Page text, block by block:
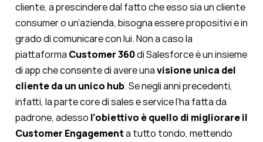
cliente, a prescindere dal fatto che esso sia un cliente
consumer o un’azienda, bisogna essere propositivi e in
grado di comunicare con lui. Non a caso la
piattaforma Customer 360di Salesforce è un insieme
di app che consente di avere unavisione unica del
cliente da un unico hub. Se negli anni precedenti,
infatti, la parte core di sales e service l’ha fatta da
padrone, adesso l’obiettivo è quello di migliorare il
Customer Engagementa tutto tondo, mettendo